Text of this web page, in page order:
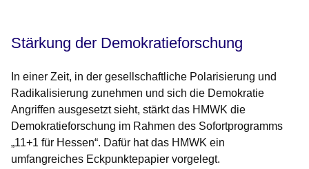
Stärkung der Demokratieforschung
In einer Zeit, in der gesellschaftliche Polarisierung und
Radikalisierung zunehmen und sich die Demokratie
Angriffen ausgesetzt sieht, stärkt das HMWK die
Demokratieforschung im Rahmen des Sofortprogramms
„11+1 für Hessen“. Dafür hat das HMWK ein
umfangreiches Eckpunktepapier vorgelegt.